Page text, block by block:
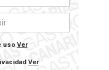
uso Ver
Ver